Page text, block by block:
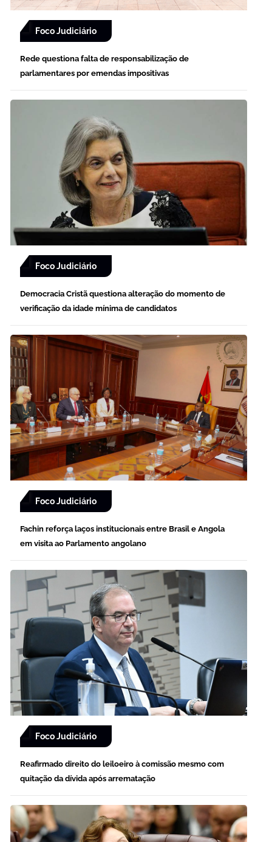
Foco Judiciário
Rede questiona falta de responsabilização de
parlamentares por emendas impositivas
Foco Judiciário
Democracia Cristã questiona alteração do momento de
verificação da idade mínima de candidatos
Foco Judiciário
Fachin reforça laços institucionais entre Brasil e Angola
em visita ao Parlamento angolano
Foco Judiciário
Reafirmado direito do leiloeiro à comissão mesmo com
quitação da dívida após arrematação